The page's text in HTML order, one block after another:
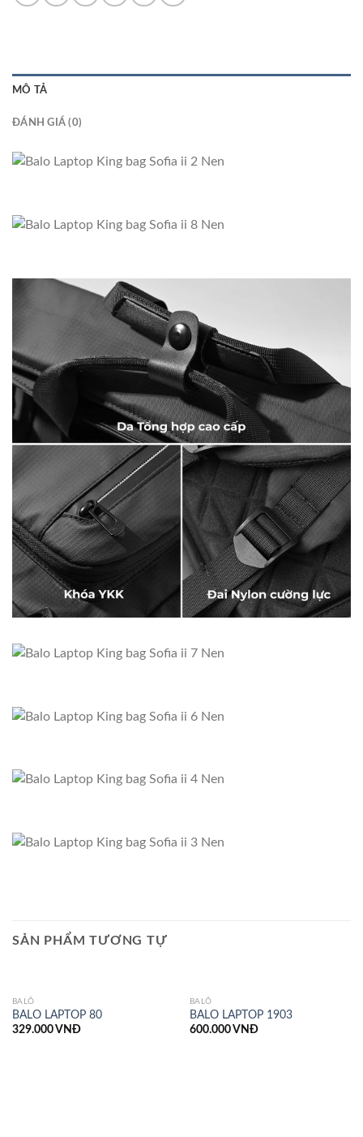
MÔ TẢ
ĐÁNH GIÁ (0)
SẢN PHẨM TƯƠNG TỰ
BALÔ
BALO LAPTOP 80
329.000VNĐ
BALÔ
BALO LAPTOP 1903
600.000VNĐ